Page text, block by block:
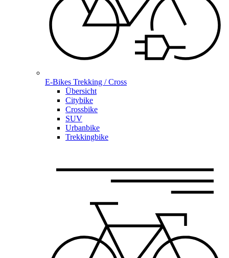
E-Bikes Trekking / Cross
Übersicht
Citybike
Crossbike
SUV
Urbanbike
Trekkingbike